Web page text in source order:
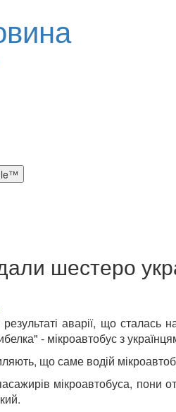
шестеро
аварії, що
- мікроавтобус з
що саме водій
мікроавтобуса, пони